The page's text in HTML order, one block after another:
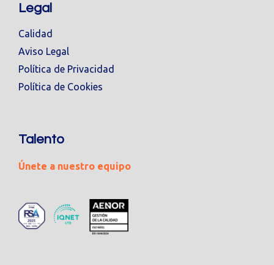
Legal
Calidad
Aviso Legal
Política de Privacidad
Política de Cookies
Talento
Únete a nuestro equipo